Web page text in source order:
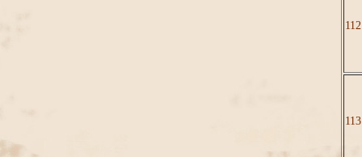
112
113